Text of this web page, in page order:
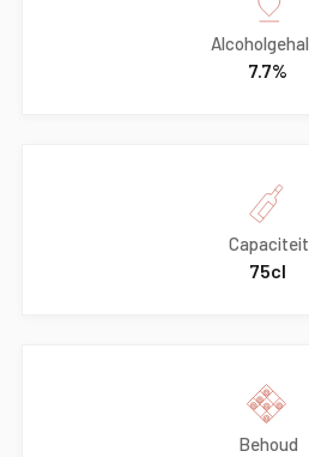
7.7%
Capaciteit
75cl
Behoud